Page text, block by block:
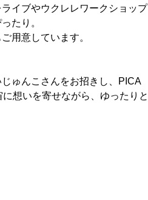
イブやウクレレワークショップ
たり。
用意しています。
ゅんこさんをお招きし、PICA
想いを寄せながら、ゆったりと